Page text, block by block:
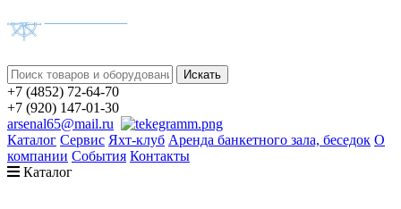
+7 (4852) 72-64-70
+7 (920) 147-01-30
arsenal65@mail.ru
Каталог Сервис Яхт-клуб Аренда банкетного зала, беседок О
компании События Контакты
Каталог